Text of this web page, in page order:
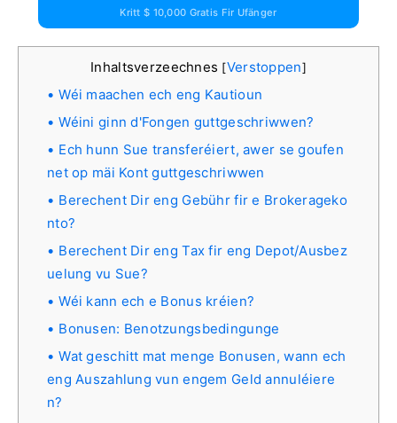
Kritt $ 10,000 Gratis Fir Ufänger
Inhaltsverzeechnes [Verstoppen]
Wéi maachen ech eng Kautioun
Wéini ginn d'Fongen guttgeschriwwen?
Ech hunn Sue transferéiert, awer se goufen
net op mäi Kont guttgeschriwwen
Berechent Dir eng Gebühr fir e Brokerageko
nto?
Berechent Dir eng Tax fir eng Depot/Ausbez
uelung vu Sue?
Wéi kann ech e Bonus kréien?
Bonusen: Benotzungsbedingunge
Wat geschitt mat menge Bonusen, wann ech
eng Auszahlung vun engem Geld annuléiere
n?